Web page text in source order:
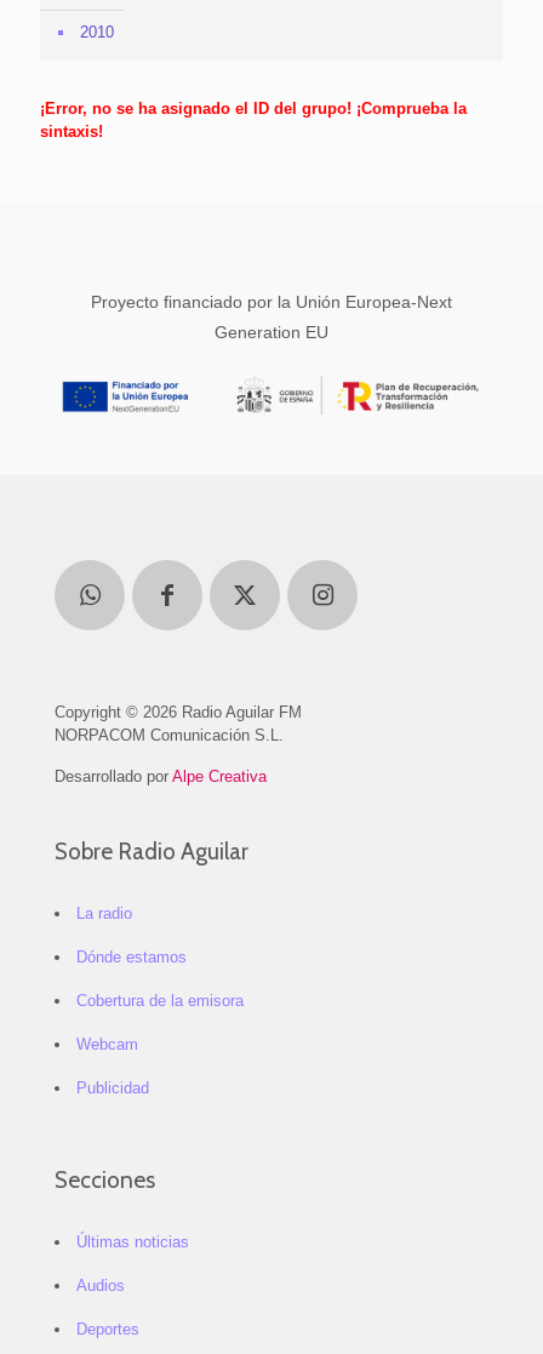
2010
¡Error, no se ha asignado el ID del grupo! ¡Comprueba la
sintaxis!
Proyecto financiado por la Unión Europea-Next
Generation EU
Copyright © 2026 Radio Aguilar FM
NORPACOM Comunicación S.L.
Desarrollado por Alpe Creativa
Sobre Radio Aguilar
La radio
Dónde estamos
Cobertura de la emisora
Webcam
Publicidad
Secciones
Últimas noticias
Audios
Deportes